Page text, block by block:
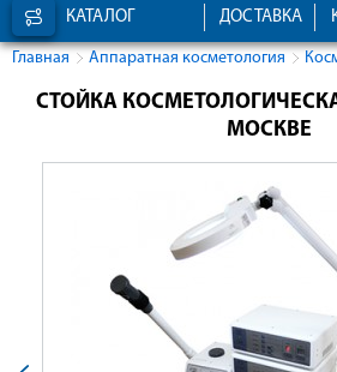
КАТАЛОГ ДОСТАВКА
Главная Аппаратная косметология
СТОЙКА
МОСКВЕ